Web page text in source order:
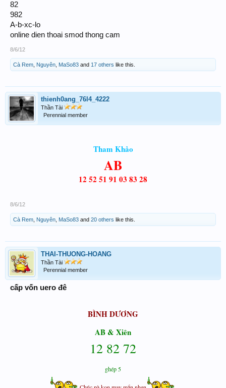
82
982
A-b-xc-lo
online dien thoai smod thong cam
8/6/12
Cà Rem Nguyên MaSo83 and 17 others like this.
thienh0ang_76l4_4222
Thần Tài
Perennial member
Tham Khảo
AB
12 52 51 91 03 83 28
8/6/12
Cà Rem Nguyên MaSo83 and 20 others like this.
THAI-THUONG-HOANG
Thần Tài
Perennial member
cấp vốn uero đê
BÌNH DƯƠNG
AB & Xiên
12 82 72
ghép 5